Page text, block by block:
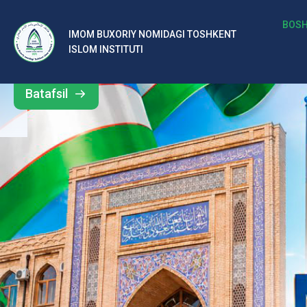
IMOM BUXORIY NOMIDAGI TOSHKENT
ISLOM INSTITUTI
b
al
ar
o‘
rt
a
si
d
Barcha
yangiliklar
Batafsil